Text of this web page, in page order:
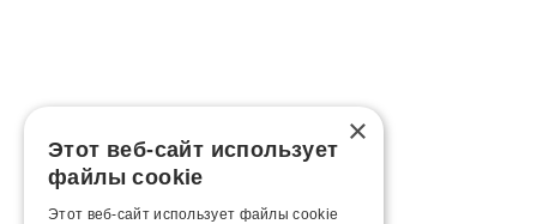
×
Этот веб-сайт использует
файлы cookie
Этот веб-сайт использует файлы cookie